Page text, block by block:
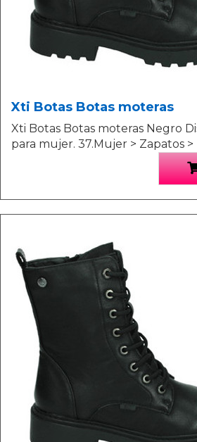
Xti Botas Botas moteras
Xti Botas Botas moteras Negro
para mujer. 37.Mujer > Zapatos >